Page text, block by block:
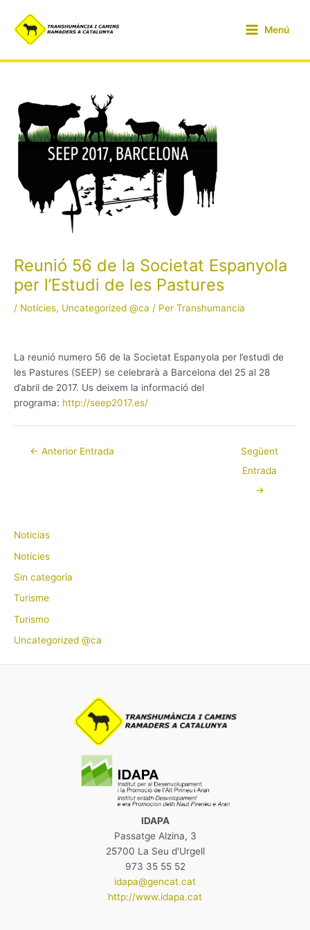
contingut
Menu
Menú
Reunió 56 de la Societat Espanyola
per l’Estudi de les Pastures
/ Notícies, Uncategorized @ca / Per Transhumancia
La reunió numero 56 de la Societat Espanyola per l’estudi de
les Pastures (SEEP) se celebrarà a Barcelona del 25 al 28
d’abril de 2017. Us deixem la informació del
programa: http://seep2017.es/
d'entrades
← Anterior Entrada
Següent
Entrada
→
Noticias
Notícies
Sin categoría
Turisme
Turismo
Uncategorized @ca
IDAPA
Passatge Alzina, 3
25700 La Seu d'Urgell
973 35 55 52
idapa@gencat.cat
http://www.idapa.cat